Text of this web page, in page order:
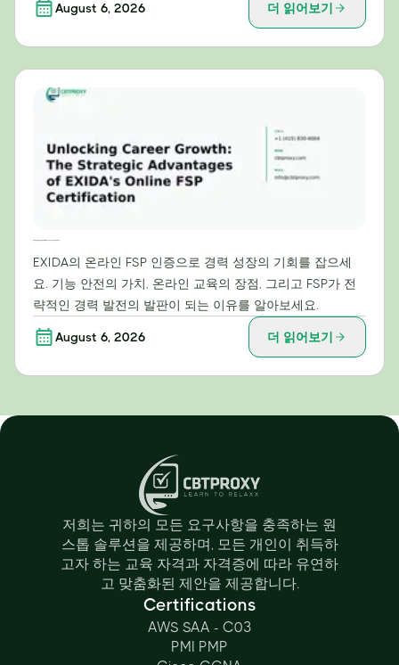
August 6, 2026 더 읽어보기
EXIDA의 온라인 FSP 인증으로 경력 성장의 기회를 잡으세
요. 기능 안전의 가치, 온라인 교육의 장점, 그리고 FSP가 전
략적인 경력 발전의 발판이 되는 이유를 알아보세요.
August 6, 2026 더 읽어보기
저희는 귀하의 모든 요구사항을 충족하는 원
스톱 솔루션을 제공하며, 모든 개인이 취득하
고자 하는 교육 자격과 자격증에 따라 유연하
고 맞춤화된 제안을 제공합니다.
Certifications
AWS SAA - C03
PMI PMP